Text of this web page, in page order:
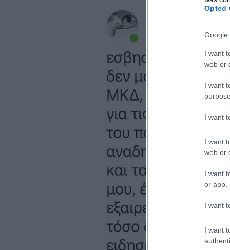
Opted
Google
I want
web or
I want
I want
I want
web or
I want
or app.
I want
I want